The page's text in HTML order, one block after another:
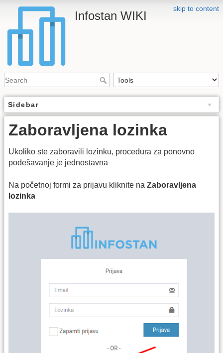
skip to content
Infostan WIKI
Sidebar
Zaboravljena lozinka
Ukoliko ste zaboravili lozinku, procedura za ponovno
podešavanje je jednostavna
Na početnoj formi za prijavu kliknite na Zaboravljena
lozinka